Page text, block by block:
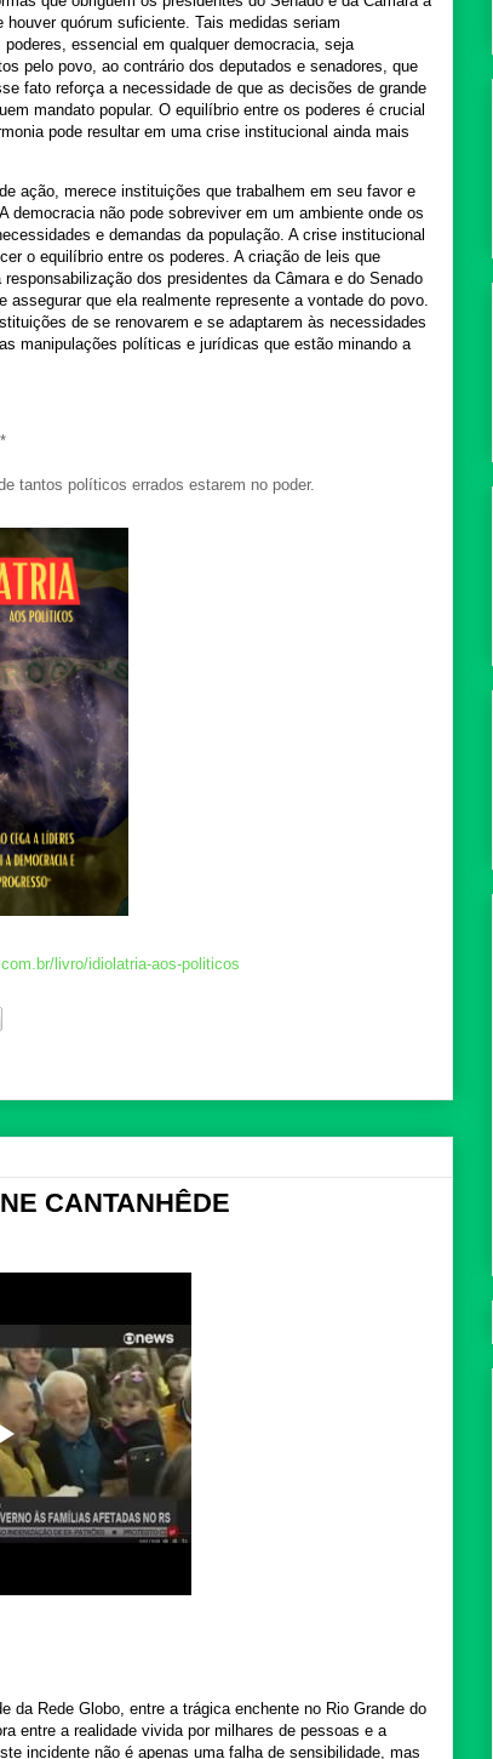
quórum suficiente. Tais medidas seriam
essencial em qualquer democracia, seja
pelo povo, ao contrário dos deputados e senadores, que
fato reforça a necessidade de que as decisões de grande
mandato popular. O equilíbrio entre os poderes é crucial
pode resultar em uma crise institucional ainda mais
ação, merece instituições que trabalhem em seu favor e
não pode sobreviver em um ambiente onde os
e demandas da população. A crise institucional
o equilíbrio entre os poderes. A criação de leis que
dos presidentes da Câmara e do Senado
que ela realmente represente a vontade do povo.
de se renovarem e se adaptarem às necessidades
manipulações políticas e jurídicas que estão minando a
tantos políticos errados estarem no poder.
livro/idiolatria-aos-politicos
CANTANHÊDE
Rede Globo, entre a trágica enchente no Rio Grande do
entre a realidade vivida por milhares de pessoas e a
incidente não é apenas uma falha de sensibilidade, mas